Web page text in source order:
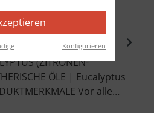
(ZITRONEN-
ÖLE | Eucalyptus
Vor alle…
Konfigurieren